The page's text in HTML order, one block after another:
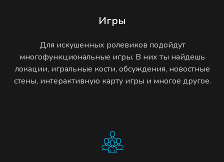
Игры
Для искушенных ролевиков подойдут
многофункциональные игры. В них ты найдешь
локации, игральные кости, обсуждения, новостные
стены, интерактивную карту игры и многое другое.